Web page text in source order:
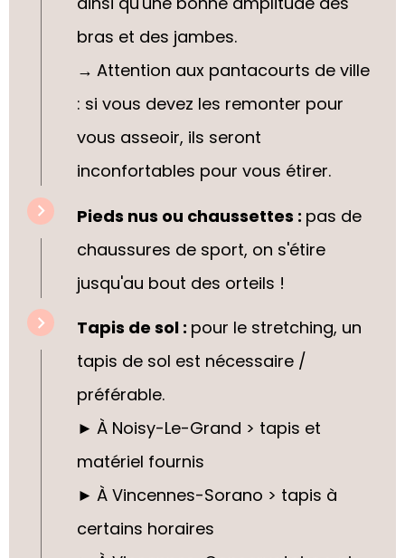
bras et des jambes.
→ Attention aux pantacourts de ville
: si vous devez les remonter pour
vous asseoir, ils seront
inconfortables pour vous étirer.
Pieds nus ou chaussettes : pas de
chaussures de sport, on s'étire
jusqu'au bout des orteils !
Tapis de sol : pour le stretching, un
tapis de sol est nécessaire /
préférable.
► À Noisy-Le-Grand > tapis et
matériel fournis
► À Vincennes-Sorano > tapis à
certains horaires